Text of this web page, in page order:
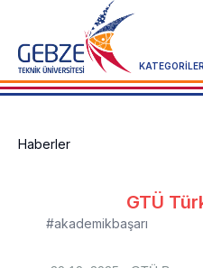
KATEGORİLER
Haberler
GTÜ
#akademikbaşarı